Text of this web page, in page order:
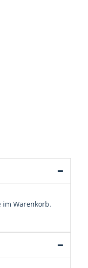
im Warenkorb.